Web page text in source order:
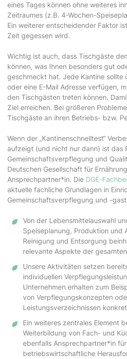
eines Tages können ohne weiteres
Zeitraumes (z.B. 4-Wochen-
Ein weiterer entscheidender Faktor
Zeit gegessen wird.
Wichtig ist auch, dass Tischgäste
können, was Ihnen besonders gut
geschmeckt hat. Jede Kantine sollte
oder eine E-Mail Adresse verfügen,
den Tischgästen treten können.
Ziel erreichen. Bei größeren
Tischgäste an ihren Betriebs- bzw.
Wenn der „Kantinenschnelltest“
aufzeigt (und nicht nur dann) ist das
Gemeinschaftsverpflegung und
Deutschen Gesellschaft für
Ansprechpartner*in. Die DGE-
aktuelle fachliche Grundlagen in
Gemeinschaftsverpflegung und -
Von der Lebensmittelauswahl
Speiseplanung, Produktion und
Reinigung und Entsorgung
relevante Aspekte der
Unsere Aktivitäten setzen
individuellen
Unternehmen erhalten zum
von Verpflegungskonzepten
Leistungsverzeichnissen
Ein weiteres zentrales Element
Weiterbildung von Fach- und
ebenfalls Ansprechpartner*in
betriebswirtschaftliche